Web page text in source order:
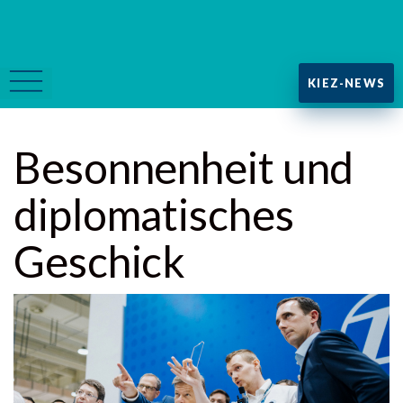
KIEZ-NEWS
Besonnenheit und
diplomatisches
Geschick